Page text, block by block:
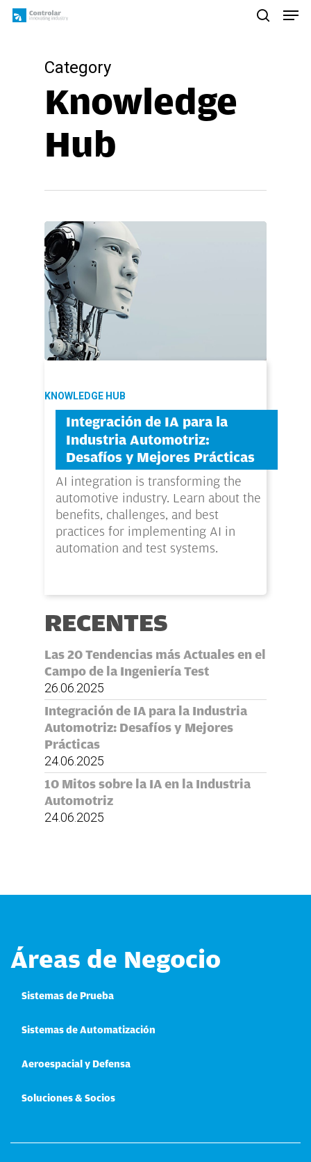
Skip
Category
Knowledge
Hub
KNOWLEDGE HUB
Integración de IA para la
Industria Automotriz:
Desafíos y Mejores Prácticas
AI integration is transforming the
automotive industry. Learn about the
benefits, challenges, and best
practices for implementing AI in
automation and test systems.
RECENTES
Las 20 Tendencias más Actuales en el
Campo de la Ingeniería Test
26.06.2025
Integración de IA para la Industria
Automotriz: Desafíos y Mejores
Prácticas
24.06.2025
10 Mitos sobre la IA en la Industria
Automotriz
24.06.2025
Áreas de Negocio
Sistemas de Prueba
Sistemas de Automatización
Aeroespacial y Defensa
Soluciones & Socios